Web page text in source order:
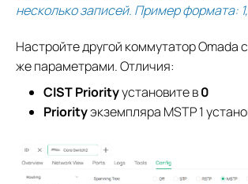
несколько записей. Пример формата:
Настройте другой коммутатор Omada
же параметрами. Отличия:
CIST Priorityустановите в0
Priorityэкземпляра MSTP 1